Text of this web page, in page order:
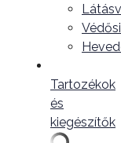
Tartozékok
és
kiegészítők